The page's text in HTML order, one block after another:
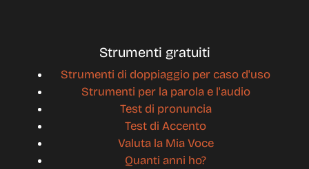
Strumenti gratuiti
Strumenti di doppiaggio per caso d'uso
Strumenti per la parola e l'audio
Test di pronuncia
Test di Accento
Valuta la Mia Voce
Quanti anni ho?